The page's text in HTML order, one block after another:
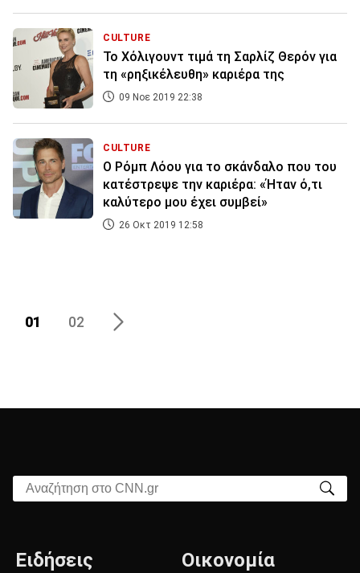
CULTURE
Το Χόλιγουντ τιμά τη Σαρλίζ Θερόν για
τη «ρηξικέλευθη» καριέρα της
09 Νοε 2019 22:38
CULTURE
Ο Ρόμπ Λόου για το σκάνδαλο που του
κατέστρεψε την καριέρα: «Ήταν ό,τι
καλύτερο μου έχει συμβεί»
26 Οκτ 2019 12:58
01 02
Αναζήτηση στο CNN.gr
Ειδήσεις Οικονομία